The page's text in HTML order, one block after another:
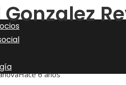
Hace 6 años